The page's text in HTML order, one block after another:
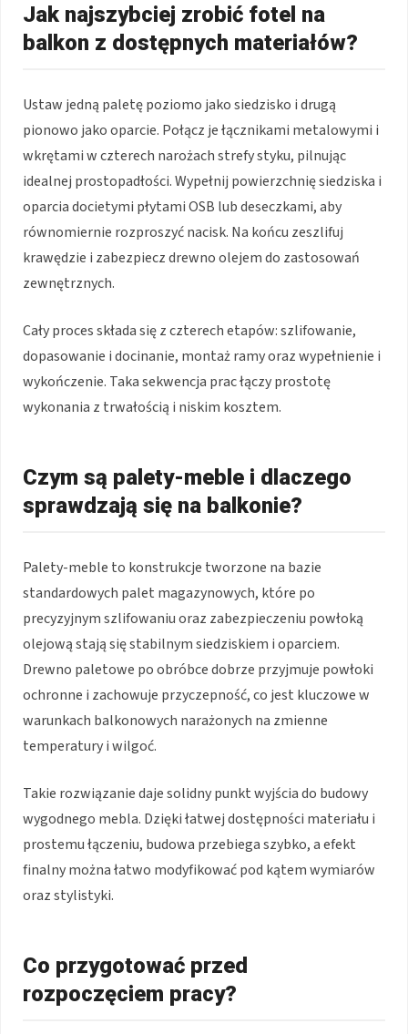
Jak najszybciej zrobić fotel na
balkon z dostępnych materiałów?
Ustaw jedną paletę poziomo jako siedzisko i drugą
pionowo jako oparcie. Połącz je łącznikami metalowymi i
wkrętami w czterech narożach strefy styku, pilnując
idealnej prostopadłości. Wypełnij powierzchnię siedziska i
oparcia docietymi płytami OSB lub deseczkami, aby
równomiernie rozproszyć nacisk. Na końcu zeszlifuj
krawędzie i zabezpiecz drewno olejem do zastosowań
zewnętrznych.
Cały proces składa się z czterech etapów: szlifowanie,
dopasowanie i docinanie, montaż ramy oraz wypełnienie i
wykończenie. Taka sekwencja prac łączy prostotę
wykonania z trwałością i niskim kosztem.
Czym są palety-meble i dlaczego
sprawdzają się na balkonie?
Palety-meble to konstrukcje tworzone na bazie
standardowych palet magazynowych, które po
precyzyjnym szlifowaniu oraz zabezpieczeniu powłoką
olejową stają się stabilnym siedziskiem i oparciem.
Drewno paletowe po obróbce dobrze przyjmuje powłoki
ochronne i zachowuje przyczepność, co jest kluczowe w
warunkach balkonowych narażonych na zmienne
temperatury i wilgoć.
Takie rozwiązanie daje solidny punkt wyjścia do budowy
wygodnego mebla. Dzięki łatwej dostępności materiału i
prostemu łączeniu, budowa przebiega szybko, a efekt
finalny można łatwo modyfikować pod kątem wymiarów
oraz stylistyki.
Co przygotować przed
rozpoczęciem pracy?